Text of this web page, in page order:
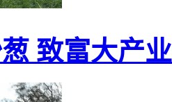
致富大产业